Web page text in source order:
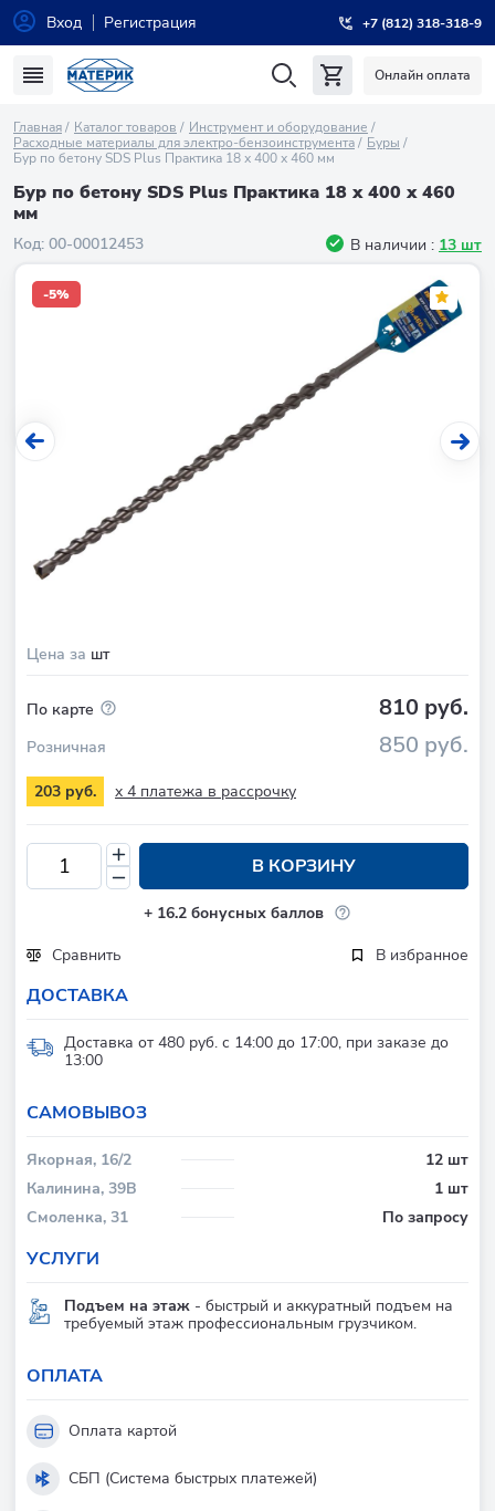
Вход Регистрация +7 (812) 318-318-9
Онлайн оплата
Главная Каталог товаров
Инструмент и оборудование
Расходные материалы для электро-бензоинструмента
Буры
Бур по бетону SDS Plus Практика 18 х 400 х 460 мм
Бур по бетону SDS Plus Практика 18 х 400 х 460
мм
Код: 00-00012453 В наличии : 13 шт
Цена за шт
-5%
По карте 810 руб.
Розничная 850 руб.
203 руб. x 4 платежа в рассрочку
В КОРЗИНУ
+ 16.2 бонусных баллов
Сравнить
В избранное
ДОСТАВКА
Доставка от 480 руб. с 14:00 до 17:00, при заказе до
13:00
CАМОВЫВОЗ
Якорная, 16/2
12 шт
Калинина, 39В
1 шт
Смоленка, 31
По запросу
УСЛУГИ
Подъем на этаж - быстрый и аккуратный подъем на
требуемый этаж профессиональным грузчиком.
ОПЛАТА
Оплата картой
СБП (Система быстрых платежей)